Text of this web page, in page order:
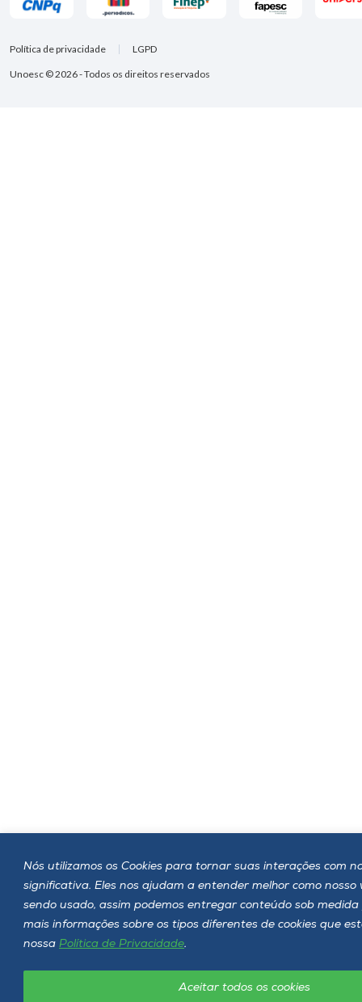
Nós utilizamos os Cookies para tornar suas interações com
significativa. Eles nos ajudam a entender melhor como nosso
sendo usado, assim podemos entregar conteúdo sob
mais informações sobre os tipos diferentes de cookies que
nossa Política de Privacidade.
Aceitar todos os cookies
Unoesc © 2026 - Todos os direitos reservados
Política de privacidade LGPD